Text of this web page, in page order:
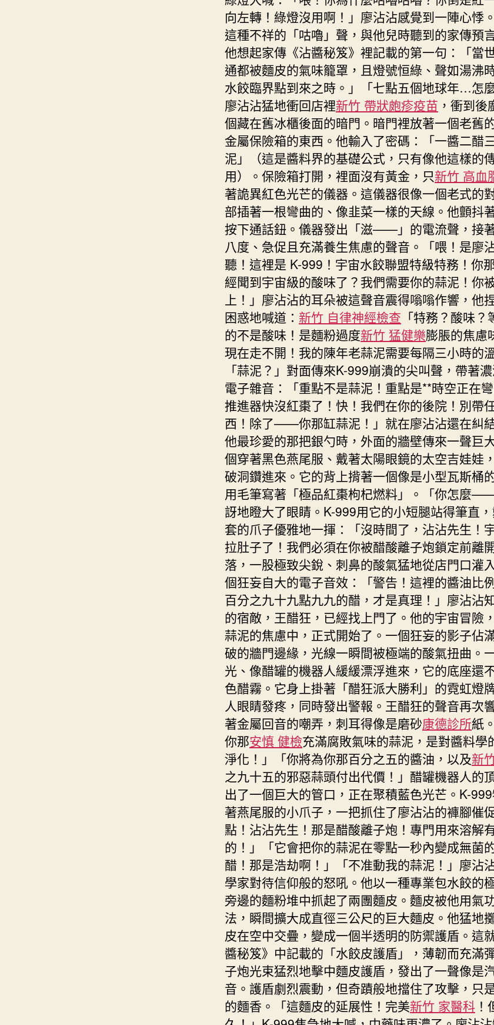
向左轉！綠燈沒用啊！」廖沾沾感覺到一陣心悸
這種不祥的「咕嚕」聲，與他兒時聽到的家傳預
他想起家傳《沾醬秘笈》裡記載的第一句：「當
通都被麵皮的氣味籠罩，且燈號恒綠、聲如湯沸
水餃臨界點到來之時。」「七點五個地球年…怎麼
廖沾沾猛地衝回店裡新竹 帶狀皰疹疫苗 ，衝到
個藏在舊冰櫃後面的暗門。暗門裡放著一個老舊
金屬保險箱的東西。他輸入了密碼：「一醬二醋
泥」（這是醬料界的基礎公式，只有像他這樣的
用）。保險箱打開，裡面沒有黃金，只新竹 高血
著詭異紅色光芒的儀器。這儀器很像一個老式的
部插著一根彎曲的、像韭菜一樣的天線。他顫抖
按下通話鈕。儀器發出「滋——」的電流聲，接
八度、急促且充滿養生焦慮的聲音。「喂！是廖
聽！這裡是 K-999！宇宙水餃聯盟特級特務！你
經聞到宇宙級的酸味了？我們需要你的蒜泥！你
上！」廖沾沾的耳朵被這聲音震得嗡嗡作響，他
困惑地喊道： 新竹 自律神經檢查 「特務？酸味
的不是酸味！是麵粉過度新竹 猛健樂膨脹的焦慮
現在走不開！我的陳年老蒜泥需要每隔三小時的
「蒜泥？」對面傳來K-999崩潰的尖叫聲，帶著
電子雜音：「重點不是蒜泥！重點是**時空正在
推進器快沒紅棗了！快！我們在你的後院！別帶
西！除了——你那缸蒜泥！」就在廖沾沾還在糾
他最珍愛的那把銀勺時，外面的牆壁傳來一聲巨
個穿著黑色燕尾服、戴著太陽眼鏡的太空吉娃娃
破洞鑽進來。它的背上揹著一個像是小型瓦斯桶
用毛筆寫著「極品紅棗枸杞燃料」。「你怎麼
訝地瞪大了眼睛。K-999用它的小短腿站得筆直
套的爪子優雅地一揮：「沒時間了，沾沾先生！
拉肚子了！我們必須在你被醋酸離子炮鎖定前離
落，一股極致尖銳、刺鼻的酸氣猛地從店門口灌
個狂妄自大的電子音效：「警告！這裡的醬油比
百分之九十九點九九的醋，才是真理！」廖沾沾
的宿敵，王醋狂，已經找上門了。他的宇宙冒險
蒜泥的焦慮中，正式開始了。一個狂妄的影子佔
破的牆門邊緣，光線一瞬間被極端的酸氣扭曲。
光、像醋罐的機器人緩緩漂浮進來，它的底座還
色醋霧。它身上掛著「醋狂派大勝利」的霓虹燈
人眼睛發疼，同時發出警報。王醋狂的聲音再次
著金屬回音的嘲弄，刺耳得像是磨砂康德診所紙
你那安慎 健檢充滿腐敗氣味的蒜泥，是對醬料學
淨化！」「你將為你那百分之五的醬油，以及新
之九十五的邪惡蒜頭付出代價！」醋罐機器人的
出了一個巨大的管口，正在聚積藍色光芒。K-
著燕尾服的小爪子，一把抓住了廖沾沾的褲腳催
點！沾沾先生！那是醋酸離子炮！專門用來溶解
的！」「它會把你的蒜泥在零點一秒內變成無菌
醋！那是浩劫啊！」「不准動我的蒜泥！」廖沾
學家對待信仰般的怒吼。他以一種專業包水餃的
旁邊的麵粉堆中抓起了兩團麵皮。麵皮被他用氣
法，瞬間擴大成直徑三公尺的巨大麵皮。他猛地
皮在空中交疊，變成一個半透明的防禦護盾。這
醬秘笈》中記載的「水餃皮護盾」，薄韌而充滿
子炮光束猛烈地擊中麵皮護盾，發出了一聲像是
音。護盾劇烈震動，但奇蹟般地擋住了攻擊，只
的麵香。「這麵皮的延展性！完美新竹 家醫科